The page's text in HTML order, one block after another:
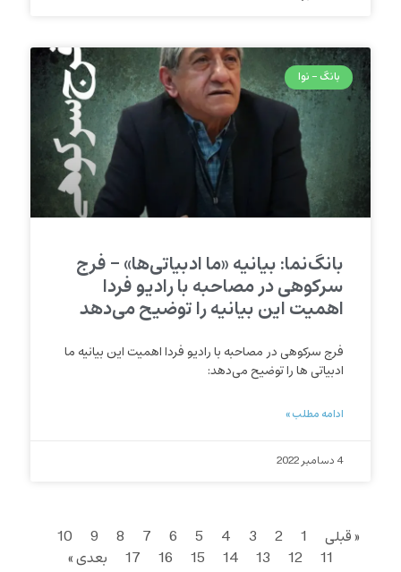
بانگ - نوا
بانگ‌نما: بیانیه «ما ادبیاتی‌ها» – فرج
سرکوهی در مصاحبه با رادیو فردا
اهمیت این بیانیه را توضیح می‌دهد
فرج سرکوهی در مصاحبه با رادیو فردا اهمیت این بیانیه ما
ادبیاتی ها را توضیح می‌دهد:
ادامه مطلب »
4 دسامبر 2022
« قبلی 1
2
3
4
5
6
7
8
9
10
11
12
13
14
15
16
17 بعدی »